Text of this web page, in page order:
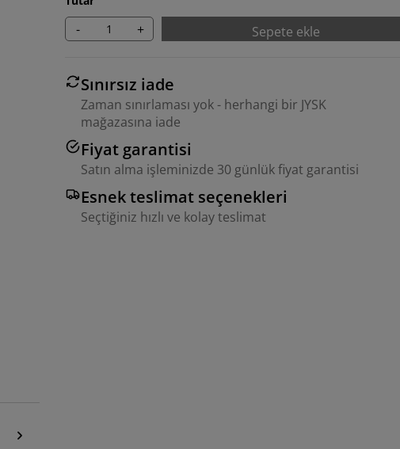
- + Sepete ekle
Sınırsız iade
Zaman sınırlaması yok - herhangi bir JYSK
mağazasına iade
Fiyat garantisi
Satın alma işleminizde 30 günlük fiyat garantisi
Esnek teslimat seçenekleri
Seçtiğiniz hızlı ve kolay teslimat